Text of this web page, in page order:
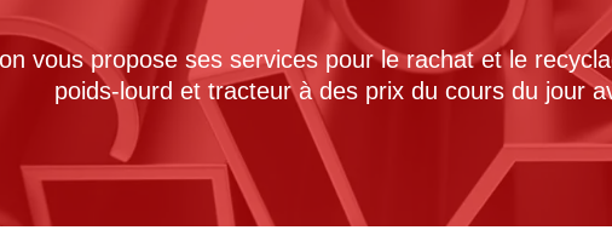
vous propose ses services pour le rachat et le
poids-lourd et tracteur à des prix du cours du jour